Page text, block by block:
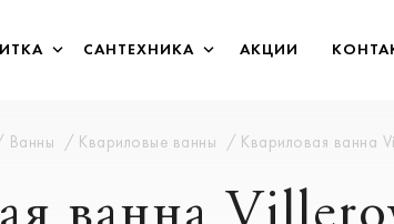
САНТЕХНИКА АКЦИИ
Ванны Квариловые ванны Квариловая ванна